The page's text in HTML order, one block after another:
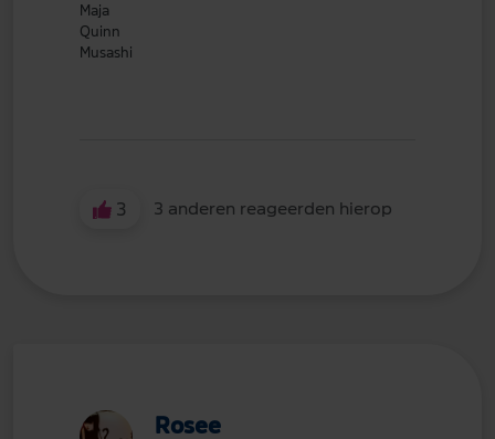
Maja
Quinn
Musashi
3 3 anderen reageerden hierop
Rosee